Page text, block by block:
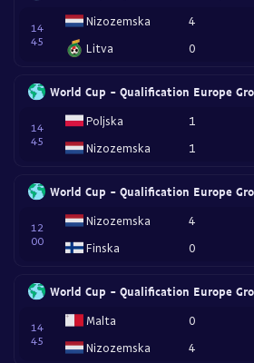
14
45
Nizozemska
Litva
4
0
World Cup - Qualification Europe
14
45
Poljska
Nizozemska
1
1
World Cup - Qualification Europe
12
00
Nizozemska
Finska
4
0
World Cup - Qualification Europe
14
45
Malta
Nizozemska
0
4